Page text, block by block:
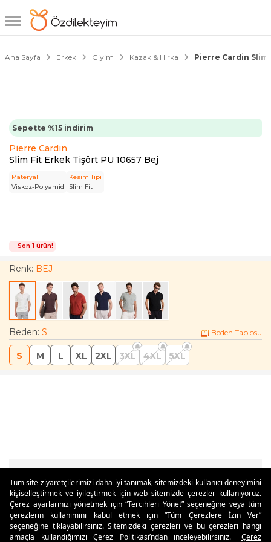
Tüm site ziyaretçilerimizi daha iyi tanımak, sitemizdeki kullanıcı deneyimini
kişiselleştirmek ve iyileştirmek için web sitemizde çerezler kullanıyoruz.
Çerez ayarlarınızı yönetmek için “Tercihleri Yönet” seçeneğine veya tüm
çerezlerin kullanımını kabul etmek için “Tüm Çerezlere İzin Ver”
seçeneğine tıklayabilirsiniz. Sitemizdeki çerezleri ve bu çerezleri hangi
amaçla kullandığımızı Çerez Politikası’ndan inceleyebilirsiniz.
Çerez
Ana Sayfa Erkek Giyim Kazak & Hırka Pierre Cardin Slim
Sepette %15 indirim
Pierre Cardin
Slim Fit Erkek Tişört PU 10657 Bej
Materyal
Viskoz-Polyamid
Kesim Tipi
Slim Fit
1/5
Son 1 ürün!
Renk: BEJ
Beden: S Beden Tablosu
S M L XL 2XL 3XL 4XL 5XL
Özdilekteyim'de Taksit Avantajları